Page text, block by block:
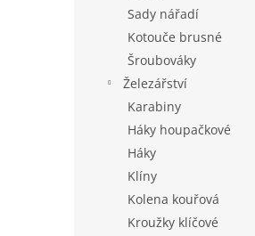
Sady nářadí
Kotouče brusné
Šroubováky
Železářství
Karabiny
Háky houpačkové
Háky
Klíny
Kolena kouřová
Kroužky klíčové